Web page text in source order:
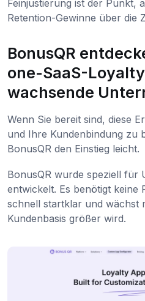
Feinjustierung ist der Punkt,
Retention-Gewinne über die
BonusQR
one-SaaS-
wachsende
Wenn Sie bereit sind, diese
und Ihre Kundenbindung zu
BonusQR den Einstieg leicht.
BonusQR wurde speziell für
entwickelt. Es benötigt keine
schnell startklar und wächst
Kundenbasis größer wird.